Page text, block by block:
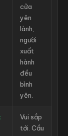
cửa
yên
lành,
người
xuất
hành
đều
bình
yên.
Vui sắp
tới. Cầu